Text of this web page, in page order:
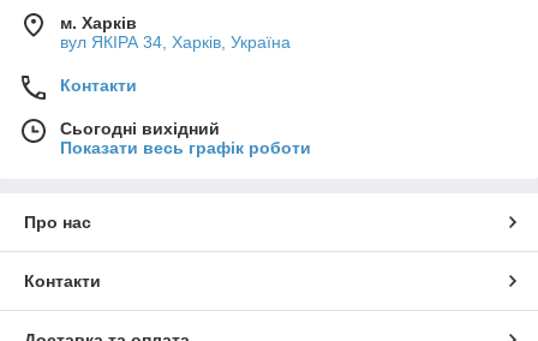
м. Харків
вул ЯКІРА 34, Харків, Україна
Контакти
Сьогодні вихідний
Показати весь графік роботи
Про нас
Контакти